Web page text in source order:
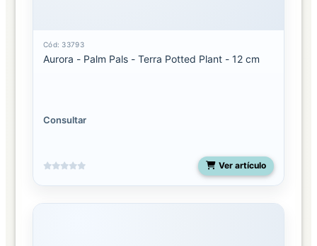
Cód: 33793
Aurora - Palm Pals - Terra Potted Plant - 12 cm
Consultar
Ver artículo